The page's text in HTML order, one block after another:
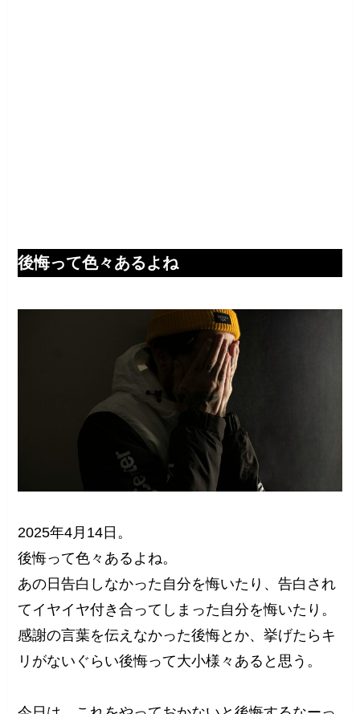
後悔って色々あるよね
2025年4月14日。
後悔って色々あるよね。
あの日告白しなかった自分を悔いたり、告白され
てイヤイヤ付き合ってしまった自分を悔いたり。
感謝の言葉を伝えなかった後悔とか、挙げたらキ
リがないぐらい後悔って大小様々あると思う。